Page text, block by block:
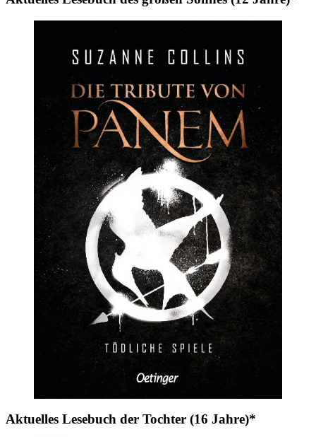
Aktuelles Lesebuch der Tochter (16 Jahre)*